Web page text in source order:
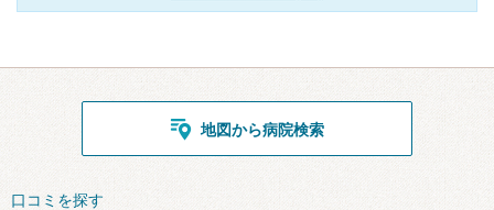
地図から病院検索
口コミを探す